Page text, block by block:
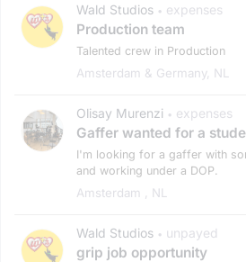
Wald Studios • expenses
Production team
Talented crew in Production
Amsterdam & Germany, NL
Olisay Murenzi • expenses
Gaffer wanted for a
I'm looking for a gaffer with
and working under a DOP.
Amsterdam , NL
Wald Studios • unpayed
grip job opportunity